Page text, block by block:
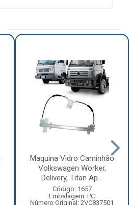
Maquina Vidro Caminhão
Volkswagen Worker,
Delivery, Titan Ap...
Código: 1657
Embalagem: PC
Número Original: 2VC837501